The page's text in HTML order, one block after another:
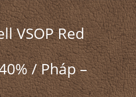
VSOP Red
/ Pháp –